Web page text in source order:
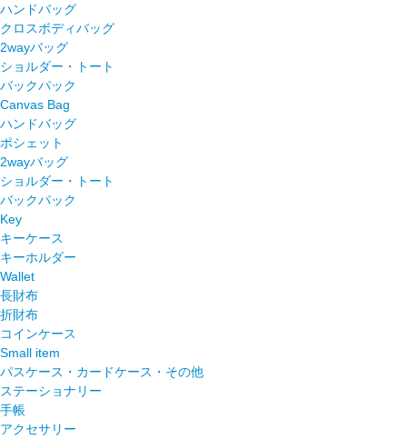
ハンドバッグ
クロスボディバッグ
2wayバッグ
ショルダー・トート
バックパック
Canvas Bag
ハンドバッグ
ポシェット
2wayバッグ
ショルダー・トート
バックパック
Key
キーケース
キーホルダー
Wallet
長財布
折財布
コインケース
Small item
パスケース・カードケース・その他
ステーショナリー
手帳
アクセサリー